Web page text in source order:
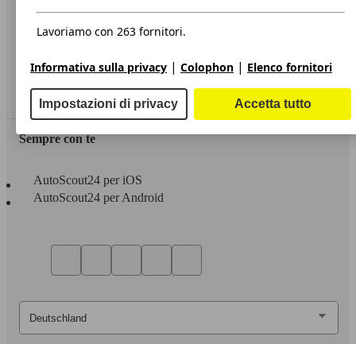
Privacy
Dichiarazione di Accessibilità
Servizi
Area rivenditori
Sempre con te
AutoScout24 per iOS
AutoScout24 per Android
Lavoriamo con 263 fornitori.
Informativa sulla privacy | Colophon | Elenco fornitori
Impostazioni di privacy Accetta tutto